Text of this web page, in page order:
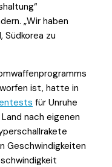
„Wir haben
Südkorea zu
ist, hatte in
für Unruhe
nach eigenen
Geschwindigkeiten